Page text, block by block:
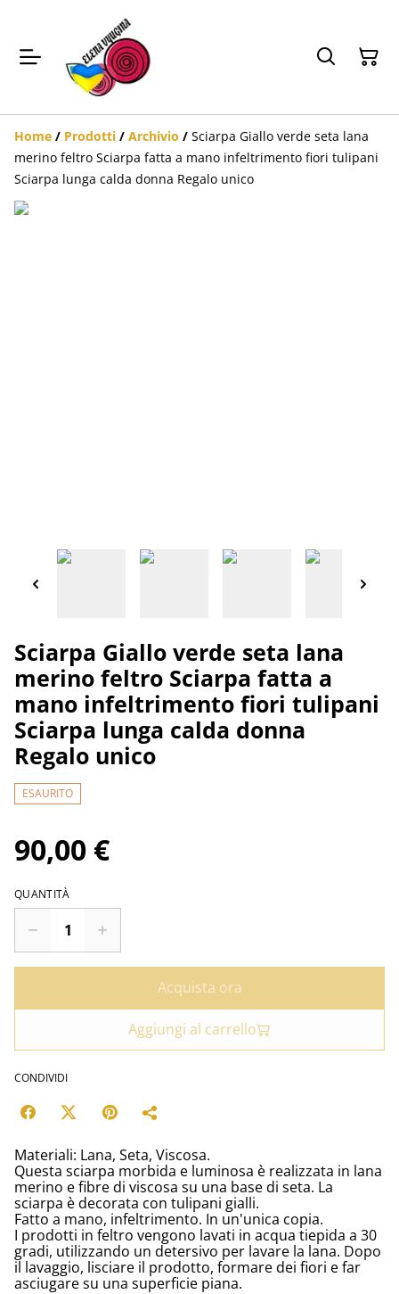
Home / Prodotti / Archivio / Sciarpa Giallo verde seta lana
merino feltro Sciarpa fatta a mano infeltrimento fiori tulipani
Sciarpa lunga calda donna Regalo unico
Sciarpa Giallo verde seta lana
merino feltro Sciarpa fatta a
mano infeltrimento fiori tulipani
Sciarpa lunga calda donna
Regalo unico
ESAURITO
90,00 €
QUANTITÀ
Acquista ora
Aggiungi al carrello
CONDIVIDI
Materiali: Lana, Seta, Viscosa.
Questa sciarpa morbida e luminosa è realizzata in lana
merino e fibre di viscosa su una base di seta. La
sciarpa è decorata con tulipani gialli.
Fatto a mano, infeltrimento. In un'unica copia.
I prodotti in feltro vengono lavati in acqua tiepida a 30
gradi, utilizzando un detersivo per lavare la lana. Dopo
il lavaggio, lisciare il prodotto, formare dei fiori e far
asciugare su una superficie piana.